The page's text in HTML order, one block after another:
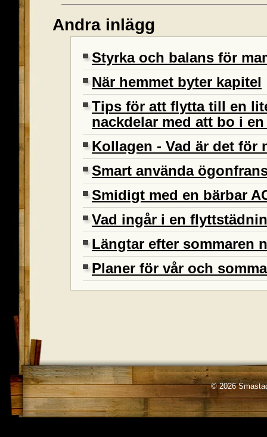
Andra inlägg
Styrka och balans för
När hemmet byter kapitel
Tips för att flytta till en
nackdelar med att bo i
Kollagen - Vad är det för
Smart använda
Smidigt med en bärbar
Vad ingår i en
Längtar efter sommaren
Planer för vår och
© 2026